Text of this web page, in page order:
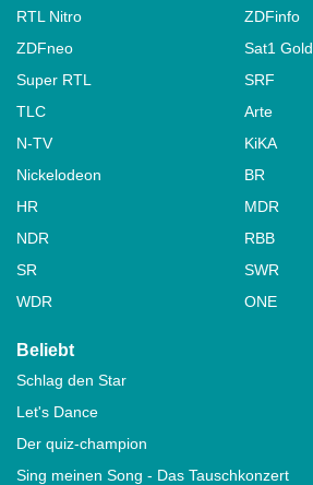
RTL Nitro
ZDFinfo
ZDFneo
Sat1 Gold
Super RTL
SRF
TLC
Arte
N-TV
KiKA
Nickelodeon
BR
HR
MDR
NDR
RBB
SR
SWR
WDR
ONE
Beliebt
Schlag den Star
Let's Dance
Der quiz-champion
Sing meinen Song - Das Tauschkonzert